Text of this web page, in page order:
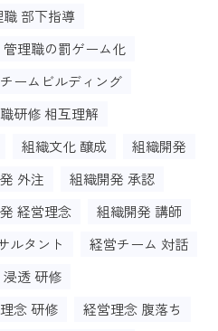
部下指導
管理職の罰ゲーム化
ームビルディング
研修 相互理解
組織文化 醸成
組織開発
外注
組織開発 承認
経営理念
組織開発 講師
ルタント
経営チーム 対話
透 研修
念 研修
経営理念 腹落ち